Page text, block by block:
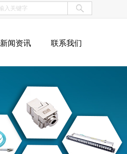
新闻资讯 联系我们